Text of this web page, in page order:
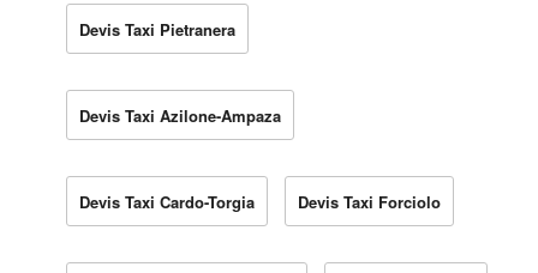
Devis Taxi Pietranera
Devis Taxi Azilone-Ampaza
Devis Taxi Cardo-Torgia Devis Taxi Forciolo